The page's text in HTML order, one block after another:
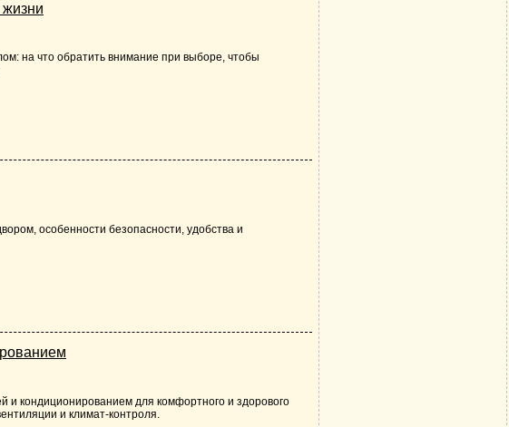
на что обратить внимание при выборе, чтобы
особенности безопасности, удобства и
и кондиционированием для комфортного и здорового
и климат-контроля.